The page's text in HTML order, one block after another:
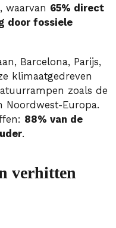
waarvan 65% direct
door fossiele
Barcelona, Parijs,
klimaatgedreven
zoals de
Noordwest-Europa.
88% van de
.
verhitten